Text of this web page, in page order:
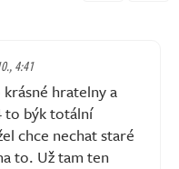
4:41
hratelny a
to býk totální
chce nechat staré
to. Už tam ten